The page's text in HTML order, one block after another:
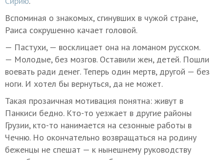
Вспоминая о знакомых, сгинувших в чужой стране,
Раиса сокрушенно качает головой.
— Пастухи, — восклицает она на ломаном русском.
— Молодые, без мозгов. Оставили жен, детей. Пошли
воевать ради денег. Теперь один мертв, другой — без
ноги. И хотел бы вернуться, да не может.
Такая прозаичная мотивация понятна: живут в
Панкиси бедно. Кто-то уезжает в другие районы
Грузии, кто-то нанимается на сезонные работы в
Чечню. Но окончательно возвращаться на родину
беженцы не спешат — к нынешнему руководству